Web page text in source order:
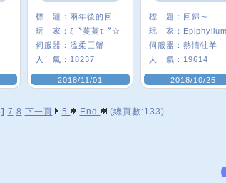
標 題：
玩 家： ξ〝蔓蔓τ〞☆
伺服器： 溫柔巨蟹
人 氣： 18237
2018/11/01
標 題： 回歸～
玩 家：
伺服器： 熱情牡羊
人 氣： 19614
2018/10/25
7 8 下一頁 5 End (總頁數:133)